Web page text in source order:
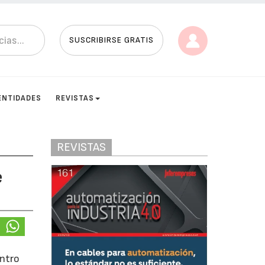
SUSCRIBIRSE GRATIS
REVISTAS
REVISTAS